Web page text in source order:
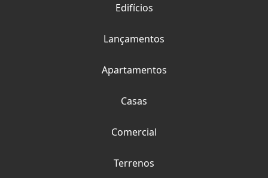
Edifícios
Lançamentos
Apartamentos
Casas
Comercial
Terrenos